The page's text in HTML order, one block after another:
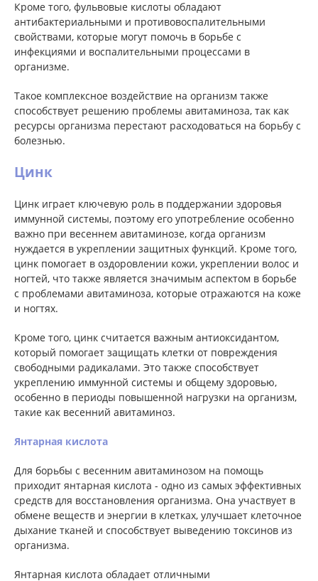
Кроме того, фульвовые кислоты обладают
антибактериальными и противовоспалительными
свойствами, которые могут помочь в борьбе с
инфекциями и воспалительными процессами в
организме.
Такое комплексное воздействие на организм также
способствует решению проблемы авитаминоза, так как
ресурсы организма перестают расходоваться на борьбу с
болезнью.
Цинк
Цинк играет ключевую роль в поддержании здоровья
иммунной системы, поэтому его употребление особенно
важно при весеннем авитаминозе, когда организм
нуждается в укреплении защитных функций. Кроме того,
цинк помогает в оздоровлении кожи, укреплении волос и
ногтей, что также является значимым аспектом в борьбе
с проблемами авитаминоза, которые отражаются на коже
и ногтях.
Кроме того, цинк считается важным антиоксидантом,
который помогает защищать клетки от повреждения
свободными радикалами. Это также способствует
укреплению иммунной системы и общему здоровью,
особенно в периоды повышенной нагрузки на организм,
такие как весенний авитаминоз.
Янтарная кислота
Для борьбы с весенним авитаминозом на помощь
приходит янтарная кислота - одно из самых эффективных
средств для восстановления организма. Она участвует в
обмене веществ и энергии в клетках, улучшает клеточное
дыхание тканей и способствует выведению токсинов из
организма.
Янтарная кислота обладает отличными